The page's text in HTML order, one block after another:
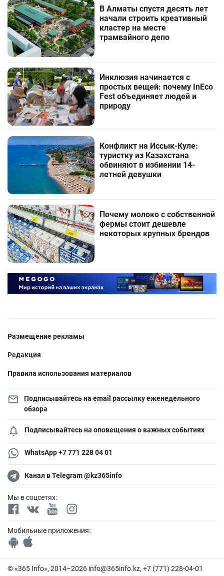
В Алматы спустя десять лет
начали строить креативный
кластер на месте
трамвайного депо
Инклюзия начинается с
простых вещей: почему InEco
Fest объединяет людей и
природу
Конфликт на Иссык-Куле:
туристку из Казахстана
обвиняют в избиении 14-
летней девушки
Почему молоко с собственной
фермы стоит дешевле
некоторых крупных брендов
Размещение рекламы
Редакция
Правила использования материалов
Подписывайтесь на email рассылку еженедельного
обзора
Подписывайтесь на оповещения о важных событиях
WhatsApp +7 771 228 04 01
Канал в Telegram @kz365info
Мы в соцсетях:
Мобильные приложения:
© «365 Info», 2014–2026 info@365info.kz, +7 (771) 228-04-01